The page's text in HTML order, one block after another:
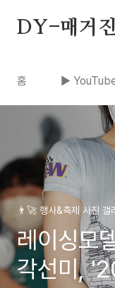
DY-매거진
홈 ▶
👨‍🚀 행사&축제 사진 갤
레이싱모
각선미,